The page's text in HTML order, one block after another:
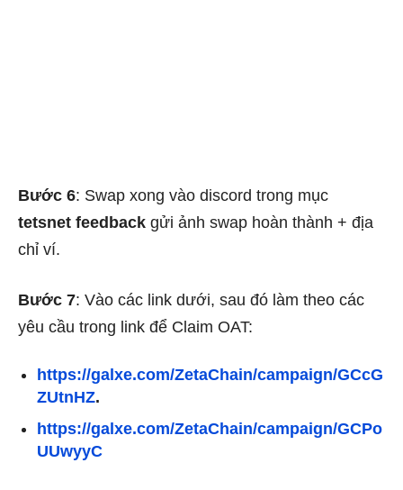
Bước 6: Swap xong vào discord trong mục
tetsnet feedback gửi ảnh swap hoàn thành + địa
chỉ ví.
Bước 7: Vào các link dưới, sau đó làm theo các
yêu cầu trong link để Claim OAT:
https://galxe.com/ZetaChain/campaign/GCcG
ZUtnHZ.
https://galxe.com/ZetaChain/campaign/GCPo
UUwyyC